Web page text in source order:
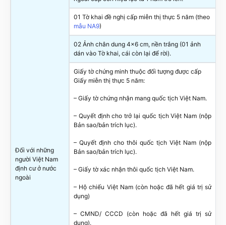
Đối với những
người Việt Nam
định cư ở nước
ngoài
01 Tờ khai đề nghị cấp miễn thị thực 5 năm (theo
mẫu NA9)
02 Ảnh chân dung 4×6 cm, nền trắng (01 ảnh
dán vào Tờ khai, cái còn lại để rời).
Giấy tờ chứng minh thuộc đối tượng được cấp
Giấy miễn thị thực 5 năm:
– Giấy tờ chứng nhận mang quốc tịch Việt Nam.
– Quyết định cho trở lại quốc tịch Việt Nam (nộp
Bản sao/bản trích lục).
– Quyết định cho thôi quốc tịch Việt Nam (nộp
Bản sao/bản trích lục).
– Giấy tờ xác nhận thôi quốc tịch Việt Nam.
– Hộ chiếu Việt Nam (còn hoặc đã hết giá trị sử
dụng)
– CMND/ CCCD (còn hoặc đã hết giá trị sử
dụng).